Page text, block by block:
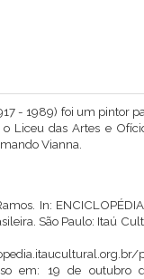
- 1989) foi um pintor
Liceu das Artes e
Vianna
In:
São Paulo: Itaú
em: 19 de outubro